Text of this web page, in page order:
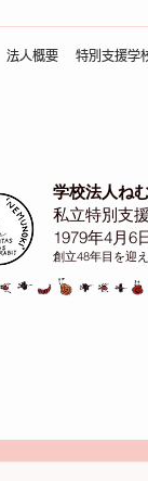
法人概要 特別支援学
学校法人ね
私立特別支
1979年4月6
創立48年目を迎